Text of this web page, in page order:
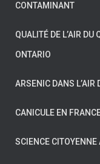
CONTAMINANT
QUALITÉ DE L’AIR DU
ONTARIO
ARSENIC DANS L’AIR
CANICULE EN
SCIENCE